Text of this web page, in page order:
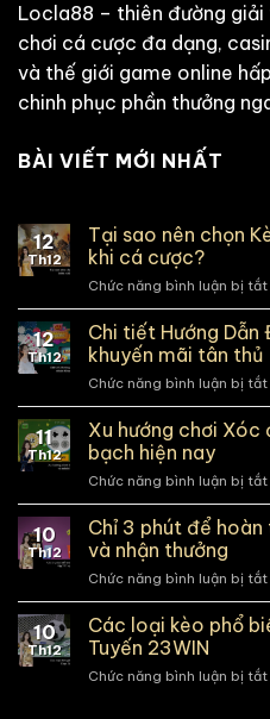
Locla88 – thiên đường
chơi cá cược đa dạng,
và thế giới game online
chinh phục phần thưởng
BÀI VIẾT MỚI NHẤT
12
Th12
Tại sao nên chọn
khi cá cược?
Chức năng bình luận bị tắt
12
Th12
Chi tiết Hướng Dẫn
khuyến mãi tân thủ
Chức năng bình luận bị tắt
11
Th12
Xu hướng chơi Xóc
bạch hiện nay
Chức năng bình luận bị tắt
10
Th12
Chỉ 3 phút để
và nhận thưởng
Chức năng bình luận bị tắt
10
Th12
Các loại kèo phổ
Tuyến 23WIN
Chức năng bình luận bị tắt